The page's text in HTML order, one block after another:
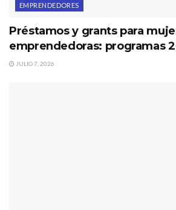
EMPRENDEDORES
Préstamos y grants para
emprendedoras: programas
JULIO 7, 2026